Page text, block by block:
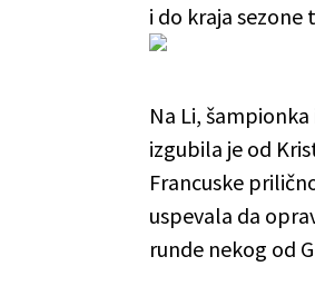
i do kraja
Na Li,
izgubila je od
Francuske
uspevala da
runde nekog od